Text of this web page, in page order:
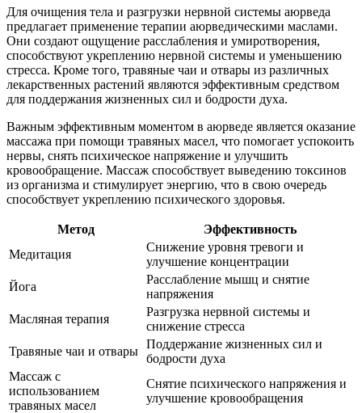
Для очищения тела и разгрузки нервной системы аюрведа
предлагает применение терапии аюрведическими маслами.
Они создают ощущение расслабления и умиротворения,
способствуют укреплению нервной системы и уменьшению
стресса. Кроме того, травяные чаи и отвары из различных
лекарственных растений являются эффективным средством
для поддержания жизненных сил и бодрости духа.
Важным эффективным моментом в аюрведе является оказание
массажа при помощи травяных масел, что помогает успокоить
нервы, снять психическое напряжение и улучшить
кровообращение. Массаж способствует выведению токсинов
из организма и стимулирует энергию, что в свою очередь
способствует укреплению психического здоровья.
Метод
Эффективность
Медитация
Снижение уровня тревоги и
улучшение концентрации
Йога
Расслабление мышц и снятие
напряжения
Масляная терапия
Разгрузка нервной системы и
снижение стресса
Травяные чаи и отвары
Поддержание жизненных сил и
бодрости духа
Массаж с
использованием
травяных масел
Снятие психического напряжения и
улучшение кровообращения